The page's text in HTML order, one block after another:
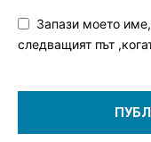
Запази моето
следващият път